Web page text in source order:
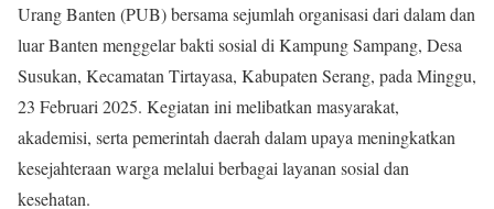
Urang Banten (PUB) bersama sejumlah organisasi dari dalam dan
luar Banten menggelar bakti sosial di Kampung Sampang, Desa
Susukan, Kecamatan Tirtayasa, Kabupaten Serang, pada Minggu,
23 Februari 2025. Kegiatan ini melibatkan masyarakat,
akademisi, serta pemerintah daerah dalam upaya meningkatkan
kesejahteraan warga melalui berbagai layanan sosial dan
kesehatan.